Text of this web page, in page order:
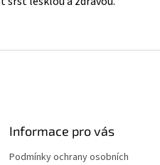
Informace pro vás
Podmínky ochrany osobních